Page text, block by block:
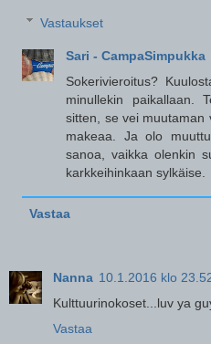
Vastaukset
Sari - CampaSimpukka
Sokerivieroitus?
minullekin paikallaan.
sitten, se vei muutaman
makeaa. Ja olo
sanoa, vaikka olenkin
karkkeihinkaan sylkäise.
Vastaa
Nanna 10.1.2016 klo
Kulttuurinokoset...luv ya
Vastaa